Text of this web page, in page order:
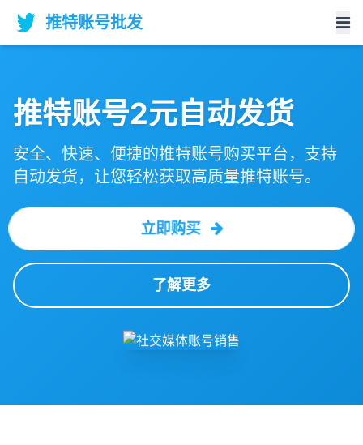
推特账号批发
推特账号2元自动发货
安全、快速、便捷的推特账号购买平台，支持
自动发货，让您轻松获取高质量推特账号。
立即购买
了解更多